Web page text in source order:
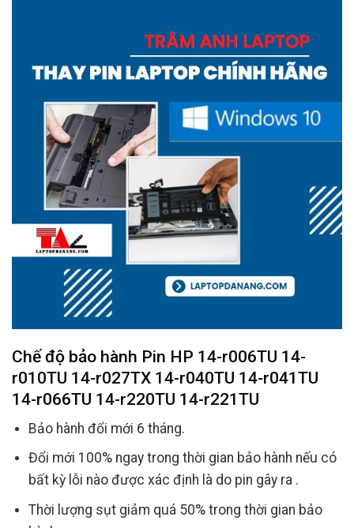
Chế độ bảo hành Pin HP 14-r006TU 14-
r010TU 14-r027TX 14-r040TU 14-r041TU
14-r066TU 14-r220TU 14-r221TU
Bảo hành đổi mới 6 tháng.
Đổi mới 100% ngay trong thời gian bảo hành nếu có
bất kỳ lỗi nào được xác định là do pin gây ra .
Thời lượng sụt giảm quá 50% trong thời gian bảo